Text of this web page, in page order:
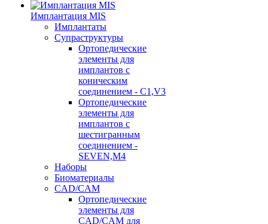
Имплантация MIS
Имплантаты
Супраструктуры
Ортопедические
элементы для
имплантов с
коническим
соединением - C1,V3
Ортопедические
элементы для
имплантов с
шестигранным
соединением -
SEVEN,M4
Наборы
Биоматериалы
CAD/CAM
Ортопедические
элементы для
CAD/CAM для